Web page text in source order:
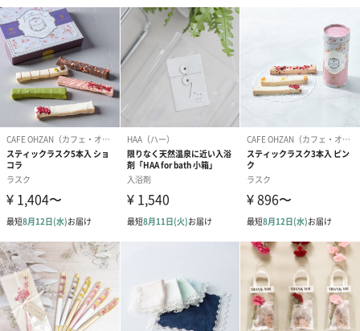
紙袋
お渡し用の紙袋です。
商品に合わせたサイズをお届けします。
あり（280円）
メッセージカード（通常・写真・グリーティング）